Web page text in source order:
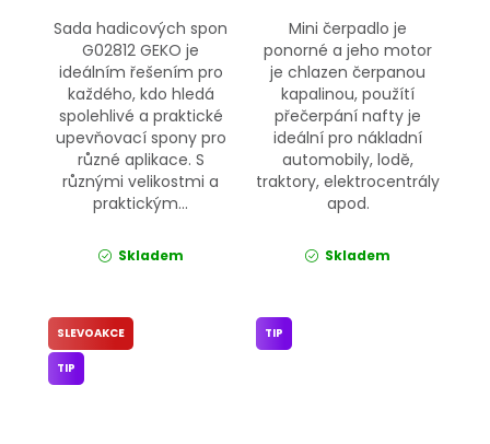
Sada hadicových spon
G02812 GEKO je
ideálním řešením pro
každého, kdo hledá
spolehlivé a praktické
upevňovací spony pro
různé aplikace. S
různými velikostmi a
praktickým...
Skladem
Mini čerpadlo je
ponorné a jeho motor
je chlazen čerpanou
kapalinou, použítí
přečerpání nafty je
ideální pro nákladní
automobily, lodě,
traktory, elektrocentrály
apod.
Skladem
SLEVOAKCE
TIP
TIP